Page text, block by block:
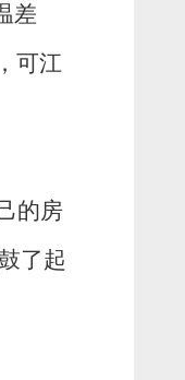
差
可江
的房
了起